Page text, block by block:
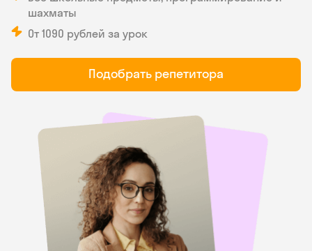
шахматы
От 1090 рублей за урок
Подобрать репетитора